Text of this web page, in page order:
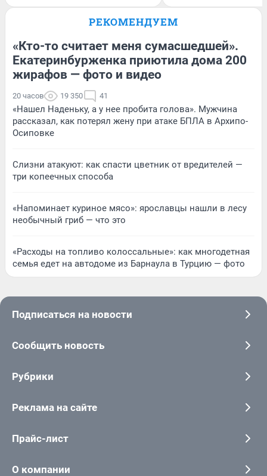
РЕКОМЕНДУЕМ
«Кто-то считает меня сумасшедшей».
Екатеринбурженка приютила дома 200
жирафов — фото и видео
20 часов 19 350 41
«Нашел Наденьку, а у нее пробита голова». Мужчина
рассказал, как потерял жену при атаке БПЛА в Архипо-
Осиповке
Слизни атакуют: как спасти цветник от вредителей —
три копеечных способа
«Напоминает куриное мясо»: ярославцы нашли в лесу
необычный гриб — что это
«Расходы на топливо колоссальные»: как многодетная
семья едет на автодоме из Барнаула в Турцию — фото
Подписаться на новости
Сообщить новость
Рубрики
Реклама на сайте
Прайс-лист
О компании